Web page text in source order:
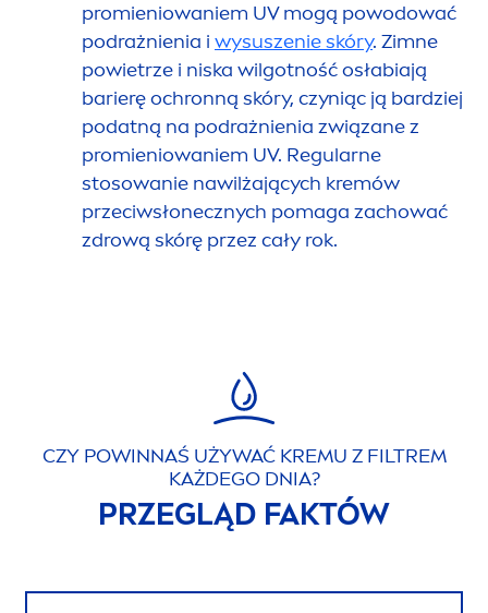
promieniowaniem UV mogą powodować
podrażnienia i wysuszenie skóry. Zimne
powietrze i niska wilgotność osłabiają
barierę ochronną skóry, czyniąc ją bardziej
podatną na podrażnienia związane z
promieniowaniem UV. Regularne
stosowanie nawilżających kremów
przeciwsłonecznych pomaga zachować
zdrową skórę przez cały rok.
CZY POWINNAŚ UŻYWAĆ KREMU Z FILTREM
KAŻDEGO DNIA?
PRZEGLĄD FAKTÓW